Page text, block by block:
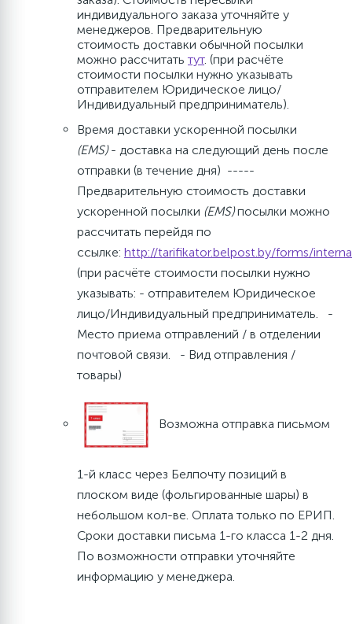
индивидуального заказа уточняйте у
менеджеров. Предварительную
стоимость доставки обычной посылки
можно рассчитать тут. (при расчёте
стоимости посылки нужно указывать
отправителем Юридическое лицо/
Индивидуальный предприниматель).
Время доставки ускоренной посылки
(EMS)- доставка на следующий день после
отправки (в течение дня) -----
Предварительную стоимость доставки
ускоренной посылки (ЕМS)посылки можно
рассчитать перейдя по
ссылке: http://tarifikator.belpost.by/forms/
(при расчёте стоимости посылки нужно
указывать: - отправителем Юридическое
лицо/Индивидуальный предприниматель. -
Место приема отправлений / в отделении
почтовой связи. - Вид отправления /
товары)
Возможна отправка письмом
1-й класс через Белпочту позиций в
плоском виде (фольгированные шары) в
небольшом кол-ве. Оплата только по ЕРИП.
Сроки доставки письма 1-го класса 1-2 дня.
По возможности отправки уточняйте
информацию у менеджера.